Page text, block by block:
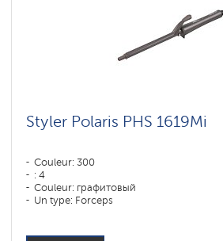
Styler Polaris PHS 1619Mi
Couleur: 300
: 4
Couleur: графитовый
Un type: Forceps